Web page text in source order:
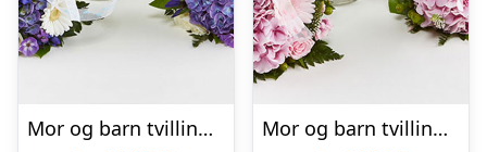
Mor og barn tvillinger blå – Send blomster med Bloomit
Mor og barn tvillinger lyserød – Send blomster med Bloomit